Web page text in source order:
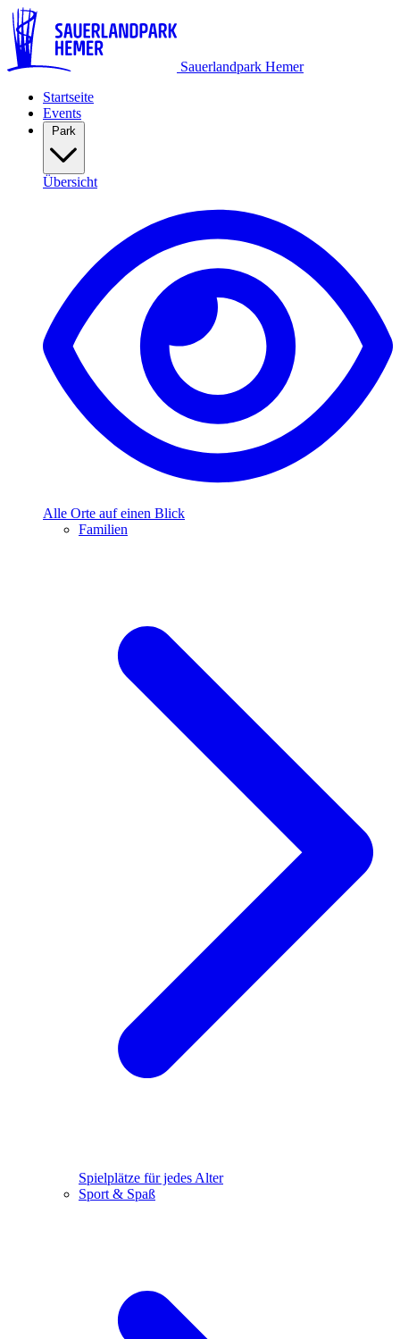
Sauerlandpark Hemer
Startseite
Events
Park
Übersicht
Alle Orte auf einen Blick
Familien
Spielplätze für jedes Alter
Sport & Spaß